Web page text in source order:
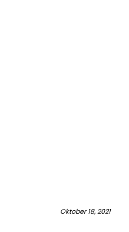
Oktober 18, 2021